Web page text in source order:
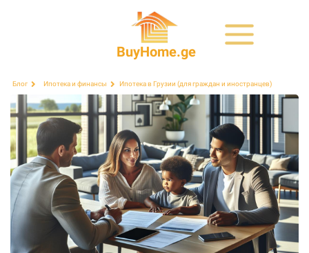
BuyHome.ge
Блог Ипотека и финансы Ипотека в Грузии (для граждан и иностранцев)